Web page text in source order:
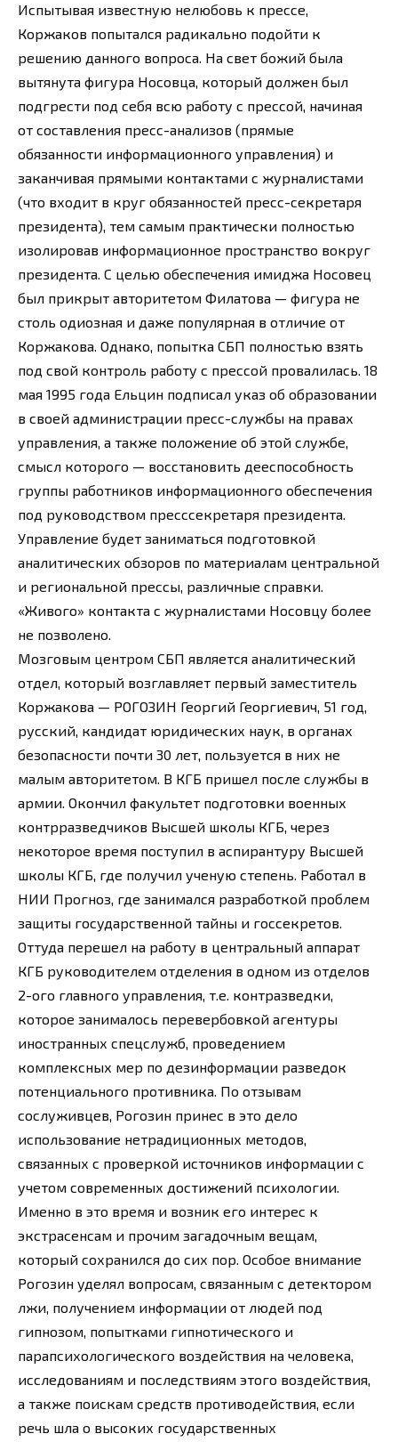
Испытывая известную нелюбовь к прессе,
Коржаков попытался радикально подойти к
решению данного вопроса. На свет божий была
вытянута фигура Носовца, который должен был
подгрести под себя всю работу с прессой, начиная
от составления пресс-анализов (прямые
обязанности информационного управления) и
заканчивая прямыми контактами с журналистами
(что входит в круг обязанностей пресс-секретаря
президента), тем самым практически полностью
изолировав информационное пространство вокруг
президента. С целью обеспечения имиджа Носовец
был прикрыт авторитетом Филатова — фигура не
столь одиозная и даже популярная в отличие от
Коржакова. Однако, попытка СБП полностью взять
под свой контроль работу с прессой провалилась. 18
мая 1995 года Ельцин подписал указ об образовании
в своей администрации пресс-службы на правах
управления, а также положение об этой службе,
смысл которого — восстановить дееспособность
группы работников информационного обеспечения
под руководством пресссекретаря президента.
Управление будет заниматься подготовкой
аналитических обзоров по материалам центральной
и региональной прессы, различные справки.
«Живого» контакта с журналистами Носовцу более
не позволено.
Мозговым центром СБП является аналитический
отдел, который возглавляет первый заместитель
Коржакова — РОГОЗИН Георгий Георгиевич, 51 год,
русский, кандидат юридических наук, в органах
безопасности почти 30 лет, пользуется в них не
малым авторитетом. В КГБ пришел после службы в
армии. Окончил факультет подготовки военных
контрразведчиков Высшей школы КГБ, через
некоторое время поступил в аспирантуру Высшей
школы КГБ, где получил ученую степень. Работал в
НИИ Прогноз, где занимался разработкой проблем
защиты государственной тайны и госсекретов.
Оттуда перешел на работу в центральный аппарат
КГБ руководителем отделения в одном из отделов
2-ого главного управления, т.е. контразведки,
которое занималось перевербовкой агентуры
иностранных спецслужб, проведением
комплексных мер по дезинформации разведок
потенциального противника. По отзывам
сослуживцев, Рогозин принес в это дело
использование нетрадиционных методов,
связанных с проверкой источников информации с
учетом современных достижений психологии.
Именно в это время и возник его интерес к
экстрасенсам и прочим загадочным вещам,
который сохранился до сих пор. Особое внимание
Рогозин уделял вопросам, связанным с детектором
лжи, получением информации от людей под
гипнозом, попытками гипнотического и
парапсихологического воздействия на человека,
исследованиям и последствиям этого воздействия,
а также поискам средств противодействия, если
речь шла о высоких государственных